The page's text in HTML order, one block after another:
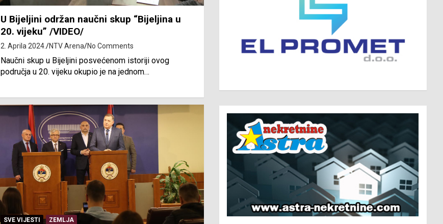
U Bijeljini održan naučni skup “Bijeljina u
20. vijeku” /VIDEO/
2. Aprila 2024. NTV Arena No Comments
Naučni skup u Bijeljini posvećenom istoriji ovog
područja u 20. vijeku okupio je na jednom…
SVE VIJESTI ZEMLJA